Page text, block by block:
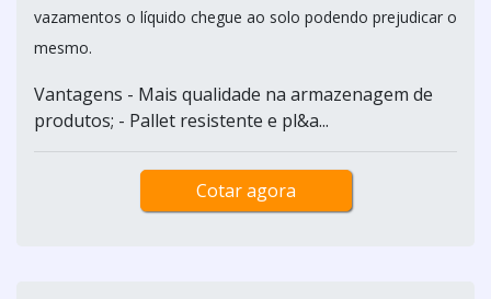
vazamentos o líquido chegue ao solo podendo prejudicar o
mesmo.
Vantagens - Mais qualidade na armazenagem de
produtos; - Pallet resistente e pl&a...
Cotar agora